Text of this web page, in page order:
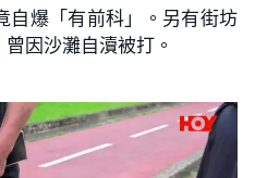
自爆「有前科」。另有街坊
因沙灘自瀆被打。